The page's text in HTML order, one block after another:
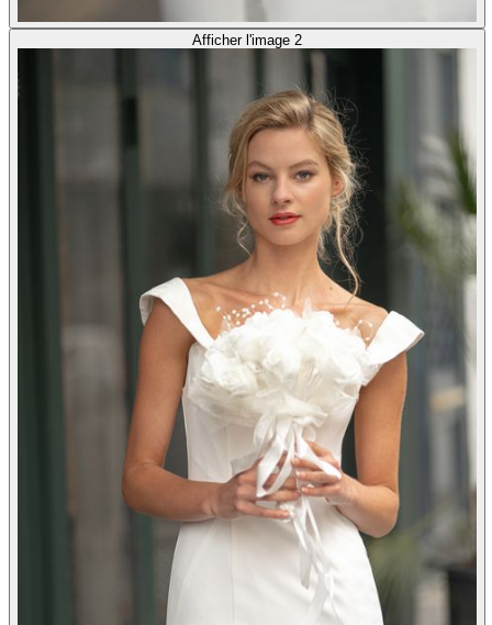
Afficher l'image 2